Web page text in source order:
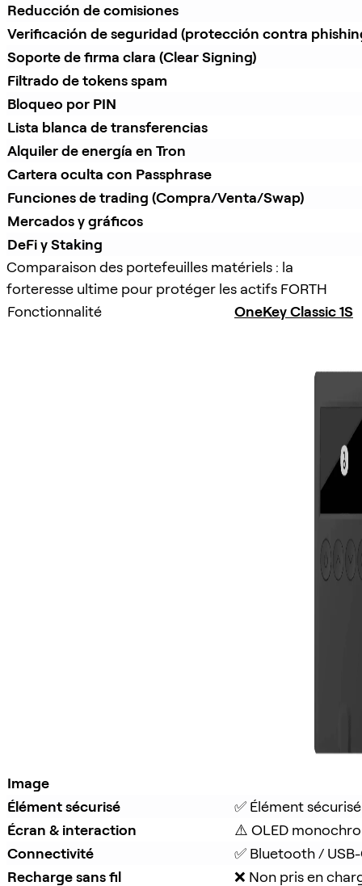
Reducción de comisiones
Verificación de seguridad (protección contra
Soporte de firma clara (Clear Signing)
Filtrado de tokens spam
Bloqueo por PIN
Lista blanca de transferencias
Alquiler de energía en Tron
Cartera oculta con Passphrase
Funciones de trading (Compra/Venta/Swap)
Mercados y gráficos
DeFi y Staking
Comparaison des portefeuilles matériels : la
forteresse ultime pour protéger les actifs FORTH
Fonctionnalité
OneKey Classic 1S
Image
Élément sécurisé
✅ Élément
Écran & interaction
⚠️ OLED
Connectivité
✅ Bluetooth /
Recharge sans fil
❌ Non pris en